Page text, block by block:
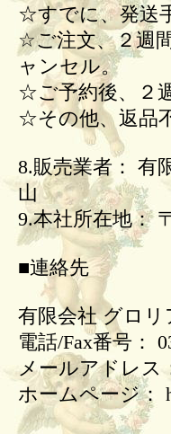
☆すでに、発送
☆ご注文、２週
ャンセル。
☆ご予約後、２
☆その他、返品
8.販売業者： 有
山
9.本社所在地：
■連絡先
有限会社 グロ
電話/Fax番号：
メールアドレス
ホームページ：